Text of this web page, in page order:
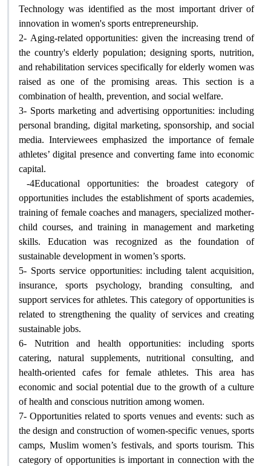
Technology was identified as the most important driver of
innovation in women's sports entrepreneurship.
2- Aging-related opportunities: given the increasing trend of
the country's elderly population; designing sports, nutrition,
and rehabilitation services specifically for elderly women was
raised as one of the promising areas. This section is a
combination of health, prevention, and social welfare.
3- Sports marketing and advertising opportunities: including
personal branding, digital marketing, sponsorship, and social
media. Interviewees emphasized the importance of female
athletes’ digital presence and converting fame into economic
capital.
4-Educational opportunities: the broadest category of
opportunities includes the establishment of sports academies,
training of female coaches and managers, specialized mother-
child courses, and training in management and marketing
skills. Education was recognized as the foundation of
sustainable development in women’s sports.
5- Sports service opportunities: including talent acquisition,
insurance, sports psychology, branding consulting, and
support services for athletes. This category of opportunities is
related to strengthening the quality of services and creating
sustainable jobs.
6-
Nutrition and health opportunities: including sports
catering, natural supplements, nutritional consulting, and
health-oriented cafes for female athletes. This area has
economic and social potential due to the growth of a culture
of health and conscious nutrition among women.
7- Opportunities related to sports venues and events: such as
the design and construction of women-specific venues, sports
camps, Muslim women’s festivals, and sports tourism. This
category of opportunities is important in connection with the